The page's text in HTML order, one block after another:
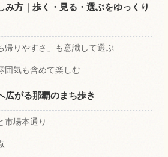
み方｜歩く・見る・選ぶをゆっくり
帰りやすさ」も意識して選ぶ
囲気も含めて楽しむ
広がる那覇のまち歩き
市場本通り